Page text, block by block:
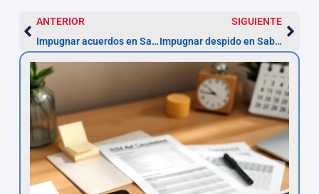
ANTERIOR
Impugnar acuerdos en Sabadell: 3 meses para actuar
SIGUIENTE
Impugnar despido en Sabadell: plazo 20 días hábiles